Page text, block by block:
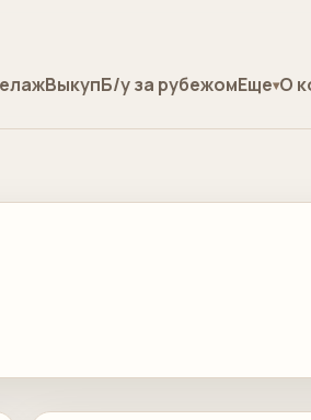
ВыкупБ/у за рубежомЕще О